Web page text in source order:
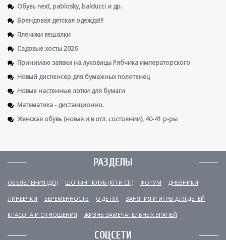
Обувь next, pablosky, balducci и др.
Брендовая детская одежда!!!
Плечики вешалки
Садовые хосты 2026
Принимаю заявки на луковицы Рябчика императорского
Новый диспенсер для бумажных полотенец
Новые настенные лотки для бумаги
Математика - дистанционно.
Женская обувь (новая и в отл. состоянии), 40-41 р-ры
РАЗДЕЛЫ
ОБЪЯВЛЕНИЯ (ДО) ШОПИНГ КЛУБ (КП И СП) ФОРУМ ДНЕВНИКИ
ЛИНЕЕЧКИ БЕРЕМЕННОСТЬ О ДЕТЯХ ЗАНЯТИЯ И ИГРЫ ДЛЯ ДЕТЕЙ
КРАСОТА И ОТНОШЕНИЯ ЖИЗНЬ ЗАМЕЧАТЕЛЬНЫХ ВРАЧЕЙ
СОЦСЕТИ